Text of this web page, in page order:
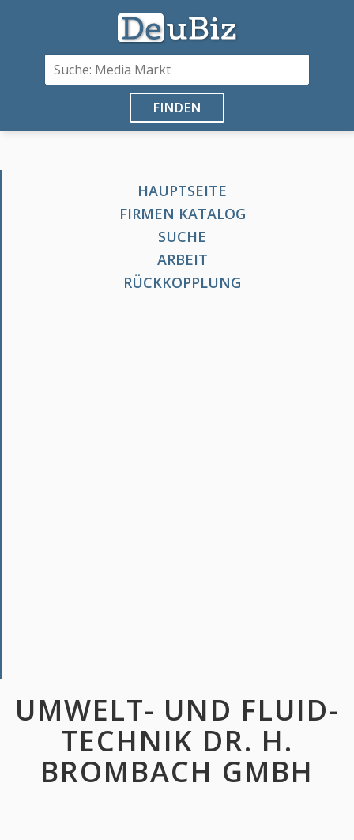
FINDEN
HAUPTSEITE
FIRMEN KATALOG
SUCHE
ARBEIT
RÜCKKOPPLUNG
UMWELT- UND FLUID-
TECHNIK DR. H.
BROMBACH GMBH